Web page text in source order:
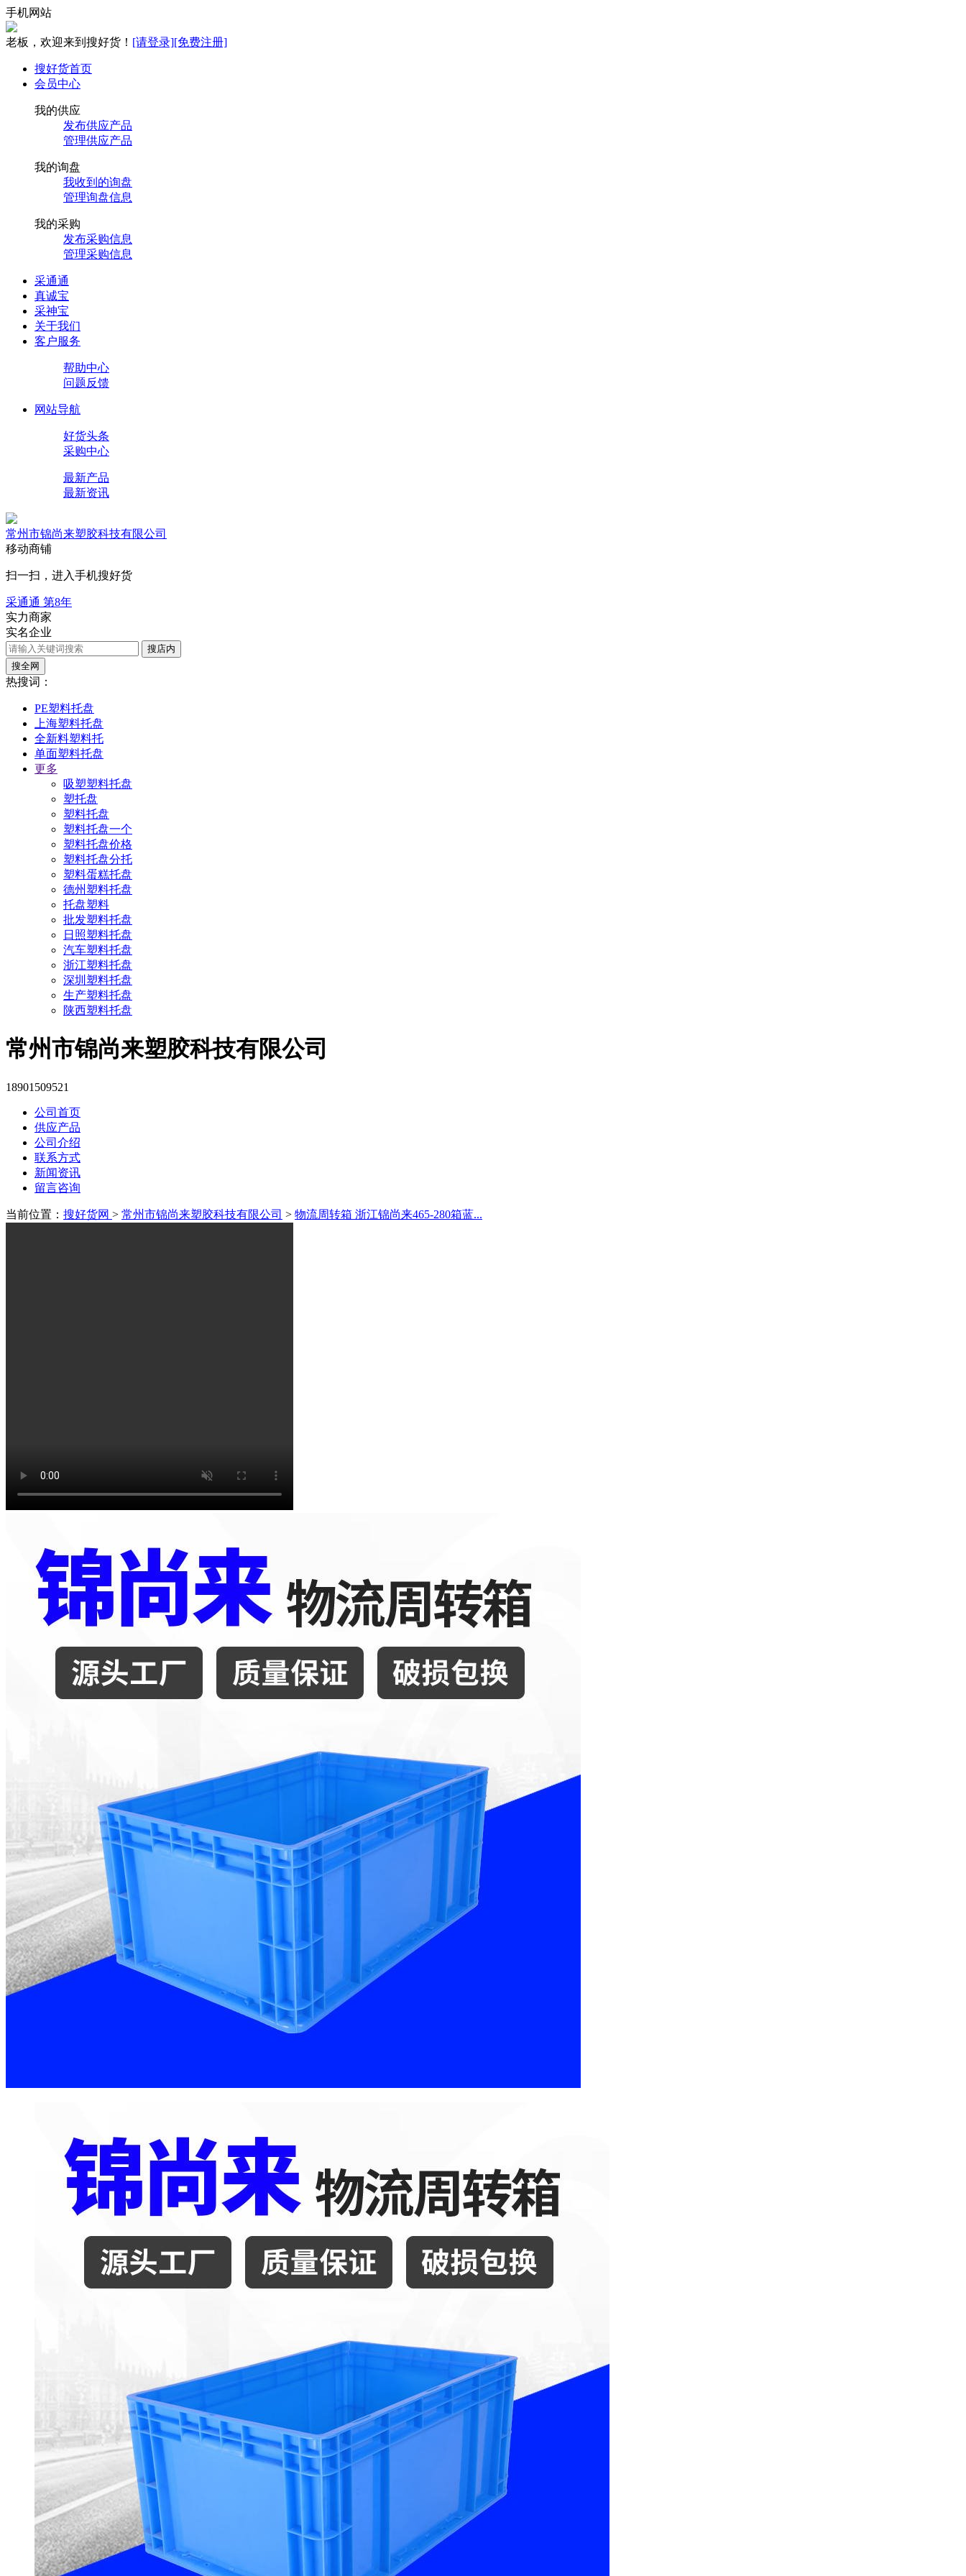
手机网站
老板，欢迎来到搜好货！ [请登录][免费注册]
搜好货首页
会员中心
我的供应
发布供应产品
管理供应产品
我的询盘
我收到的询盘
管理询盘信息
我的采购
发布采购信息
管理采购信息
采通通
真诚宝
采神宝
关于我们
客户服务
帮助中心
问题反馈
网站导航
好货头条
采购中心
最新产品
最新资讯
常州市锦尚来塑胶科技有限公司
移动商铺
扫一扫，进入手机搜好货
采通通 第8年
实力商家
实名企业
搜店内
搜全网
热搜词：
PE塑料托盘
上海塑料托盘
全新料塑料托
单面塑料托盘
更多
吸塑塑料托盘
塑托盘
塑料托盘
塑料托盘一个
塑料托盘价格
塑料托盘分托
塑料蛋糕托盘
德州塑料托盘
托盘塑料
批发塑料托盘
日照塑料托盘
汽车塑料托盘
浙江塑料托盘
深圳塑料托盘
生产塑料托盘
陕西塑料托盘
常州市锦尚来塑胶科技有限公司
18901509521
公司首页
供应产品
公司介绍
联系方式
新闻资讯
留言咨询
当前位置： 搜好货网 > 常州市锦尚来塑胶科技有限公司 > 物流周转箱 浙江锦尚来465-280箱蓝...